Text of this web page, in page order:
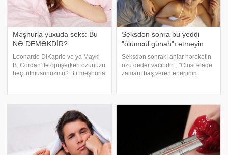
Məşhurla yuxuda seks: Bu
NƏ DEMƏKDİR?
Leonardo DiKaprio və ya Maykl
B. Cordan ilə öpüşərkən özünüzü
heç tutmusunuzmu? Bir məşhurla
Seksdən sonra bu yeddi
"ölümcül günah"ı etməyin
Seksdən sonrakı anlar hərəkətin
özü qədər vacibdir. . "Cinsi əlaqə
zamanı baş verən enerjinin
münasibətlər üzrə məsləhətçi